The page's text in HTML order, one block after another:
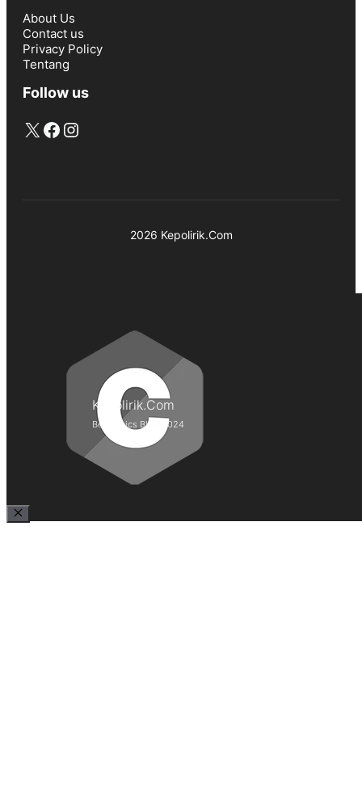
About Us
Contact us
Privacy Policy
Tentang
Follow us
X Facebook
Instagram
2026 Kepolirik.Com
Kepolirik.Com
Best Lyrics Blog 2024
Close